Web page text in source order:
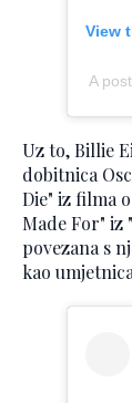
View
A
Uz to, Billie
dobitnica
Die" iz filma
Made For" iz
povezana s
kao